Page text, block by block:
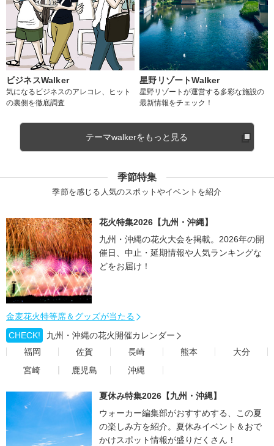
ビジネスWalker
気になるビジネスのアレコレ、ヒット
の裏側を徹底調査
星野リゾートWalker
星野リゾートが運営する多彩な施設の
最新情報をチェック！
テーマwalkerをもっと見る
季節特集
季節を感じる人気のスポットやイベントを紹介
花火特集2026【九州・沖縄】
九州・沖縄の花火大会を掲載。2026年の開
催日、中止・延期情報や人気ランキングな
どをお届け！
金麦花火特等席＆グッズが当たる
CHECK!
九州・沖縄の花火開催カレンダー
福岡
佐賀 長崎 熊本
大分
宮崎
鹿児島 沖縄
夏休み特集2026【九州・沖縄】
ウォーカー編集部がおすすめする、この夏
の楽しみ方を紹介。夏休みイベント＆おで
かけスポット情報が盛りだくさん！